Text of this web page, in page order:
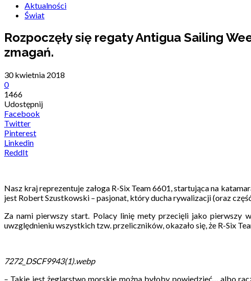
Aktualności
Świat
Rozpoczęły się regaty Antigua Sailing
zmagań.
30 kwietnia 2018
0
1466
Udostępnij
Facebook
Twitter
Pinterest
Linkedin
ReddIt
Nasz kraj reprezentuje załoga R-Six Team 6601, startująca na
jest Robert Szustkowski – pasjonat, który ducha rywalizacji (oraz
Za nami pierwszy start. Polacy linię mety przecięli jako pierwszy
uwzględnieniu wszystkich tzw. przeliczników, okazało się, że R-Six
7272_DSCF9943(1).webp
– Takie jest żeglarstwo morskie można byłoby powiedzieć… albo